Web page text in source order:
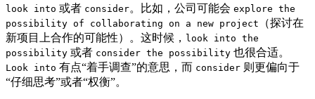
look into 或者 consider。比如，公司可能会 explore the
possibility of collaborating on a new project
（探讨在
新项目上合作的可能性）。这时候， look into the
possibility 或者 consider the possibility 也很合适。
Look into 有点“着手调查”的意思，而 consider 则更偏向于
“仔细思考”或者“权衡”。